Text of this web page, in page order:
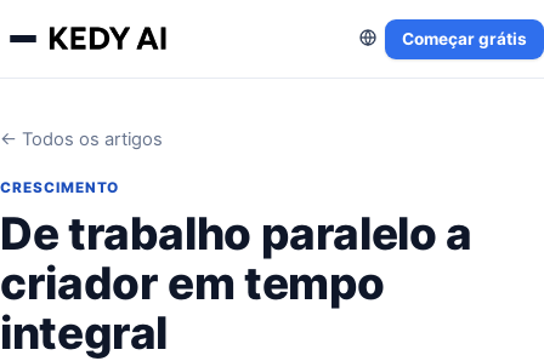
Começar grátis
← Todos os artigos
CRESCIMENTO
De trabalho paralelo a
criador em tempo
integral